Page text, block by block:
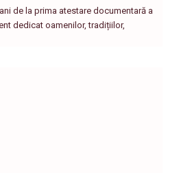
de la prima atestare documentară a
dedicat oamenilor, tradițiilor,